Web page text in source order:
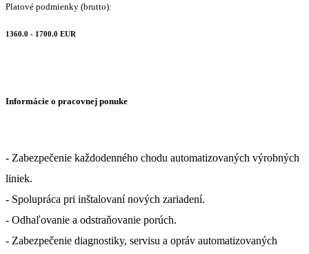
Platové podmienky (brutto):
1360.0 - 1700.0 EUR
Informácie o pracovnej ponuke
- Zabezpečenie každodenného chodu automatizovaných výrobných
liniek.
- Spolupráca pri inštalovaní nových zariadení.
- Odhaľovanie a odstraňovanie porúch.
- Zabezpečenie diagnostiky, servisu a opráv automatizovaných